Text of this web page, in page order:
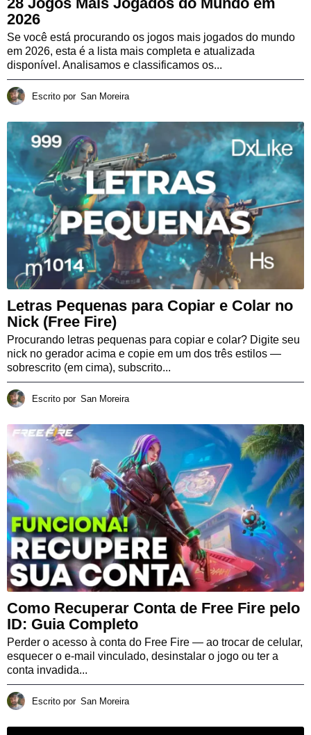
2026
Se você está procurando os jogos mais jogados do mundo
em 2026, esta é a lista mais completa e atualizada
disponível. Analisamos e classificamos os...
Escrito por San Moreira
Letras Pequenas para Copiar e Colar no
Nick (Free Fire)
Procurando letras pequenas para copiar e colar? Digite seu
nick no gerador acima e copie em um dos três estilos —
sobrescrito (em cima), subscrito...
Escrito por San Moreira
Como Recuperar Conta de Free Fire pelo
ID: Guia Completo
Perder o acesso à conta do Free Fire — ao trocar de celular,
esquecer o e-mail vinculado, desinstalar o jogo ou ter a
conta invadida...
Escrito por San Moreira